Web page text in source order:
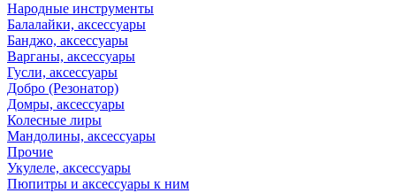
Народные инструменты
Балалайки, аксессуары
Банджо, аксессуары
Варганы, аксессуары
Гусли, аксессуары
Добро (Резонатор)
Домры, аксессуары
Колесные лиры
Мандолины, аксессуары
Прочие
Укулеле, аксессуары
Пюпитры и аксессуары к ним